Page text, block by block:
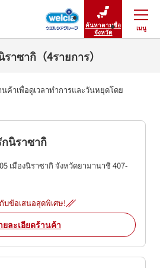
ค้นหาตามชื่อ
จังหวัด
เมนู
ปิดเมนู
าซากิ（4รายการ）
ค้าเพื่อดูเวลาทำการและวันหยุดโดย
นิราซากิ
เมืองนิราซากิ จังหวัดยามานาชิ 407-
บข้อเสนอสุดพิเศษ!
ยละเอียดร้านค้า